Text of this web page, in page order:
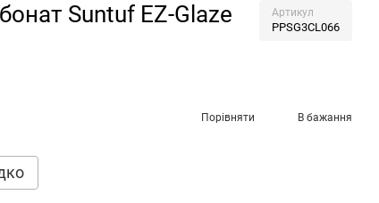
Suntuf EZ-Glaze
Артикул
PPSG3CL066
Порівняти В бажання